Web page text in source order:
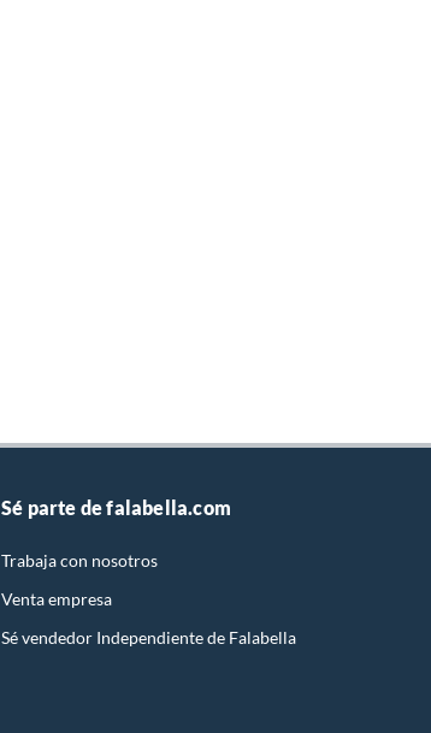
Sé parte de falabella.com
Trabaja con nosotros
Venta empresa
Sé vendedor Independiente de Falabella